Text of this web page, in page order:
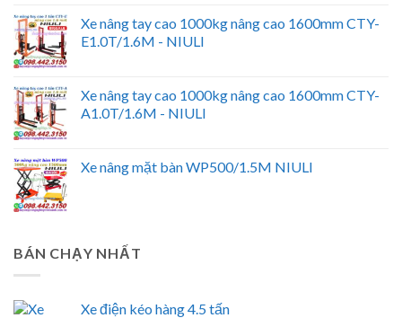
Xe nâng tay cao 1000kg nâng cao 1600mm CTY-
E1.0T/1.6M - NIULI
Xe nâng tay cao 1000kg nâng cao 1600mm CTY-
A1.0T/1.6M - NIULI
Xe nâng mặt bàn WP500/1.5M NIULI
BÁN CHẠY NHẤT
Xe điện kéo hàng 4.5 tấn